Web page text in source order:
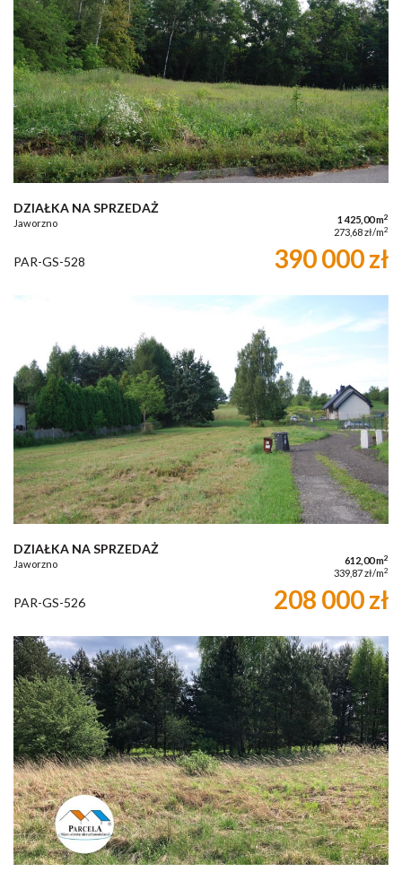
DZIAŁKA NA SPRZEDAŻ
Jaworzno 1 425,00 m2
273,68 zł/m2
PAR-GS-528 390 000 zł
DZIAŁKA NA SPRZEDAŻ
Jaworzno 612,00 m2
339,87 zł/m2
PAR-GS-526 208 000 zł